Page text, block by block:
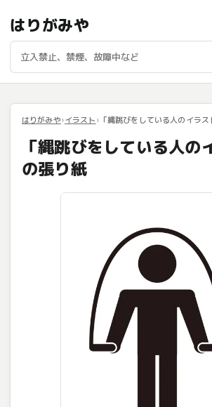
はりがみや
はりがみや イラスト 「縄跳びをしている人のイラ
「縄跳びをしている人の
の張り紙